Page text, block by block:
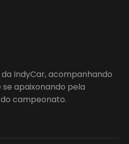
IndyCar, acompanhando
apaixonando pela
campeonato.